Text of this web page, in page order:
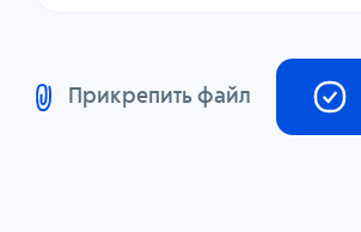
Прикрепить файл